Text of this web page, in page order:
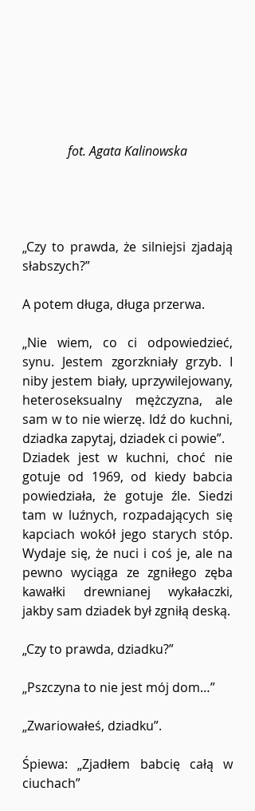
fot. Agata Kalinowska
„Czy to prawda, że ​silniejsi zjadają
słabszych?”
A potem długa, długa przerwa.
„Nie wiem, co ci odpowiedzieć,
synu. Jestem zgorzkniały grzyb. I
niby jestem biały, uprzywilejowany,
heteroseksualny mężczyzna, ale
sam w to nie wierzę. Idź do kuchni,
dziadka zapytaj, dziadek ci powie”.
Dziadek jest w kuchni, choć nie
gotuje od 1969, od kiedy babcia
powiedziała, że gotuje źle. Siedzi
tam w luźnych, rozpadających się
kapciach wokół jego starych stóp.
Wydaje się, że nuci i coś je, ale na
pewno wyciąga ze zgniłego zęba
kawałki drewnianej wykałaczki,
„Czy to prawda, dziadku?”
„Pszczyna to nie jest mój dom…”
„Zwariowałeś, dziadku”.
Śpiewa: „Zjadłem babcię całą w
ciuchach”